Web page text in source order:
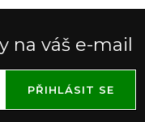
na váš e-mail
PŘIHLÁSIT SE